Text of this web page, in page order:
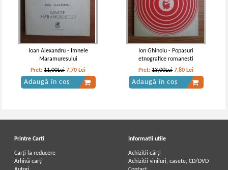
Ioan Alexandru - Imnele
Maramuresului
Pret:11,00Lei 7,70 Lei
Adaugă în coș
Ion Ghinoiu - Popasuri
etnografice romanesti
Pret:13,00Lei 7,80 Lei
Adaugă în coș
Printre Carti
Carți la reducere
Arhivă carți
Informatii utile
Achizitii cărți
Achizitii viniluri, casete, CD/DVD